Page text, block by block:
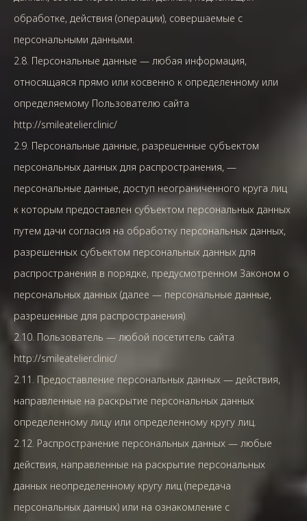
обработке, действия (операции), совершаемые с
персональными данными.
2.8. Персональные данные — любая информация,
относящаяся прямо или косвенно к определенному или
определяемому Пользователю сайта
http://smileatelier.clinic/
2.9. Персональные данные, разрешенные субъектом
персональных данных для распространения, —
персональные данные, доступ неограниченного круга лиц
к которым предоставлен субъектом персональных данных
путем дачи согласия на обработку персональных данных,
разрешенных субъектом персональных данных для
распространения в порядке, предусмотренном Законом о
персональных данных (далее — персональные данные,
разрешенные для распространения).
2.10. Пользователь — любой посетитель сайта
http://smileatelier.clinic/
2.11. Предоставление персональных данных — действия,
направленные на раскрытие персональных данных
определенному лицу или определенному кругу лиц.
2.12. Распространение персональных данных — любые
действия, направленные на раскрытие персональных
данных неопределенному кругу лиц (передача
персональных данных) или на ознакомление с